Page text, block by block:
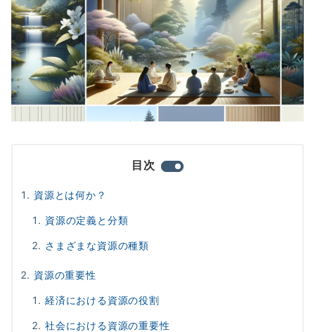
目次
資源とは何か？
資源の定義と分類
さまざまな資源の種類
資源の重要性
経済における資源の役割
社会における資源の重要性